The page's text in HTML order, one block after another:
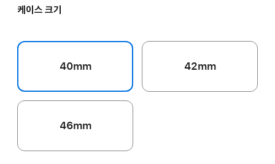
케이스 크기
40mm 42mm
46mm